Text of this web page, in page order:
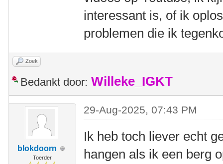
interessant is, of ik
problemen die ik
Zoek
Bedankt door: Willeke_IGKT
blokdoorn
Toerder
29-Aug-2025, 07:43 PM
Ik heb toch liever echt
hangen als ik een berg